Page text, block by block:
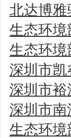
北达博
生态环
生态环
深圳市
深圳市
深圳市
生态环